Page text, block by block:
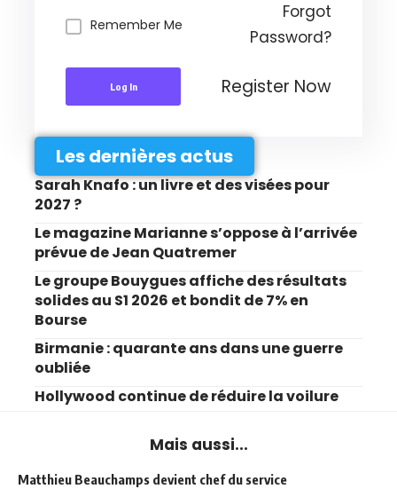
Remember Me
Forgot
Password?
Log In Register Now
Les dernières actus
Sarah Knafo : un livre et des visées pour
2027 ?
Le magazine Marianne s’oppose à l’arrivée
prévue de Jean Quatremer
Le groupe Bouygues affiche des résultats
solides au S1 2026 et bondit de 7% en
Bourse
Birmanie : quarante ans dans une guerre
oubliée
Hollywood continue de réduire la voilure
Mais aussi...
Matthieu Beauchamps devient chef du service